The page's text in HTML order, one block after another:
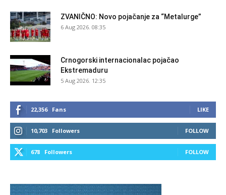
ZVANIČNO: Novo pojačanje za “Metalurge”
6 Aug 2026. 08:35
Crnogorski internacionalac pojačao
Ekstremaduru
5 Aug 2026. 12:35
22,356 Fans LIKE
10,703 Followers FOLLOW
678 Followers FOLLOW